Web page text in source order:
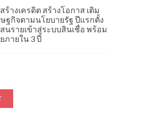
างเครดิต สร้างโอกาส เติม
ษฐกิจตามนโยบายรัฐ ปีแรกตั้ง
นรายเข้าสู่ระบบสินเชื่อ พร้อม
ภายใน 3 ปี